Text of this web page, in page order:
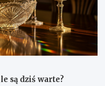
są dziś warte?